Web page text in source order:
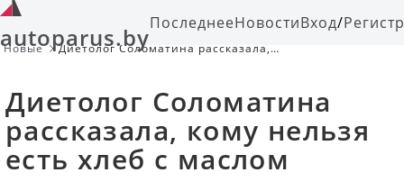
autoparus.byПоследнееНовостиВход/
Новые
Диетолог Соломатина рассказала,
Диетолог Соломатина
рассказала, кому нельзя
есть хлеб с маслом